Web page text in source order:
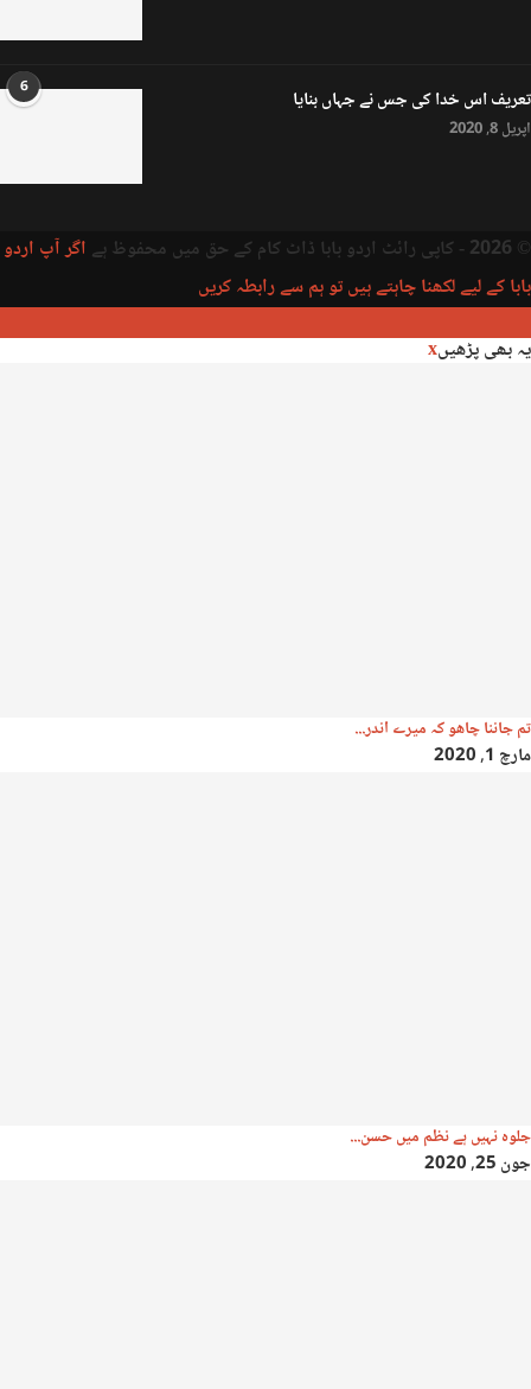
6 تعریف اس خدا کی جس نے جہاں بنایا
اپریل 8, 2020
© 2026 - کاپی رائٹ اردو بابا ڈاٹ کام کے حق میں محفوظ ہے
اگر آپ اردو
بابا کے لیے لکھنا چاہتے ہیں تو ہم سے رابطہ کریں
یہ بھی پڑھیںx
تم جاننا چاھو کہ میرے اندر...
مارچ 1, 2020
جلوہ نہیں ہے نظم میں حسن...
جون 25, 2020